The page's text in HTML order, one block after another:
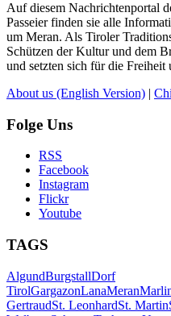
Auf diesem Nachrichtenportal
Passeier finden sie alle
um Meran. Als Tiroler
Schützen der Kultur und dem
und setzten sich für die
About us (English Version) |
Folge Uns
RSS
Facebook
Instagram
Flickr
Youtube
TAGS
AlgundBurgstallDorf
TirolGargazonLanaMeran
GertraudSt. LeonhardSt. Martin